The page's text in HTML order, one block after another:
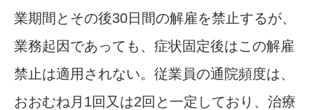
業期間とその後30日間の解雇を禁止するが、
業務起因であっても、症状固定後はこの解雇
禁止は適用されない。従業員の通院頻度は、
おおむね月1回又は2回と一定しており、治療